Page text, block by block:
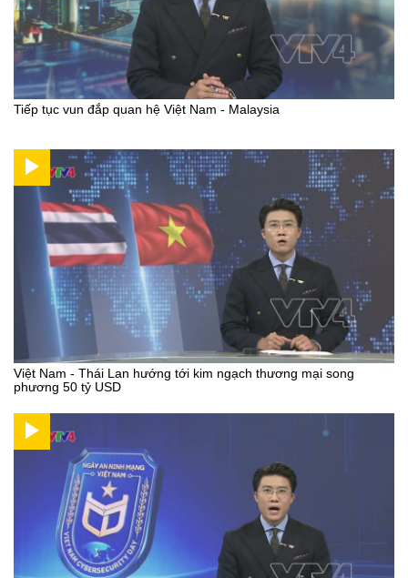
Tiếp tục vun đắp quan hệ Việt Nam - Malaysia
Việt Nam - Thái Lan hướng tới kim ngạch thương mại song
phương 50 tỷ USD